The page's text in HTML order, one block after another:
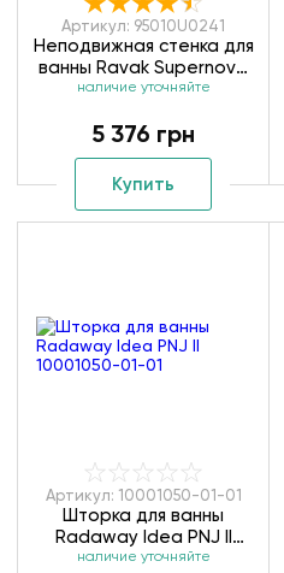
Артикул: 95010U0241
Неподвижная стенка для
ванны Ravak Supernova
APSV-70 сатин rain
наличие уточняйте
5 376 грн
Купить
Артикул: 10001050-01-01
Шторка для ванны
Radaway Idea PNJ II
10001050-01-01
наличие уточняйте